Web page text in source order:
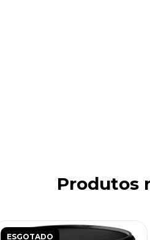
Produtos
ESGOTADO